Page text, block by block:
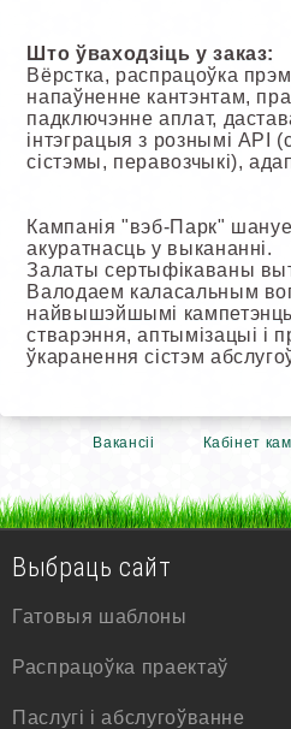
Што ўваходзіць у заказ:
Вёрстка, распрацоўка
напаўненне кантэнтам,
падключэнне аплат,
інтэграцыя з рознымі API
сістэмы, перавозчыкі),
Кампанія "вэб-Парк" шануе
акуратнасць у выкананні.
Залаты сертыфікаваны
Валодаем каласальным
найвышэйшымі
стварэння, аптымізацыі і
ўкаранення сістэм
Вакансіі Кабінет
Выбраць сайт
Гатовыя шаблоны
Распрацоўка праектаў
Паслугі і абслугоўванне